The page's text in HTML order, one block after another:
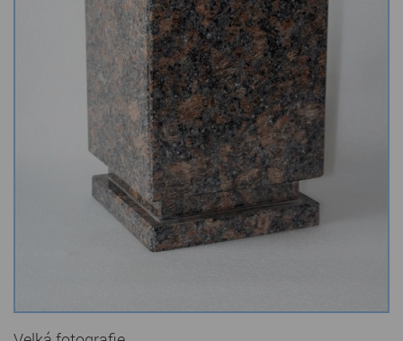
Barevné kamenné drti
Štípané kamenné obklady
Dárkové předměty z přírodního kamene
Gabiony, gabionový kámen
Údržba a čištění kamene